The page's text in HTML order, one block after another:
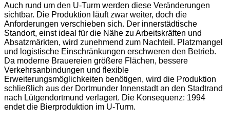
Auch rund um den U-Turm werden diese Veränderungen
sichtbar. Die Produktion läuft zwar weiter, doch die
Anforderungen verschieben sich. Der innerstädtische
Standort, einst ideal für die Nähe zu Arbeitskräften und
Absatzmärkten, wird zunehmend zum Nachteil. Platzmangel
und logistische Einschränkungen erschweren den Betrieb.
Da moderne Brauereien größere Flächen, bessere
Verkehrsanbindungen und flexible
Erweiterungsmöglichkeiten benötigen, wird die Produktion
schließlich aus der Dortmunder Innenstadt an den Stadtrand
nach Lütgendortmund verlagert. Die Konsequenz: 1994
endet die Bierproduktion im U-Turm.